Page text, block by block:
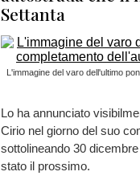
Settanta
L'immagine del varo dell'ultimo
Lo ha annunciato
Cirio nel giorno del suo
sottolineando 30
stato il prossimo.